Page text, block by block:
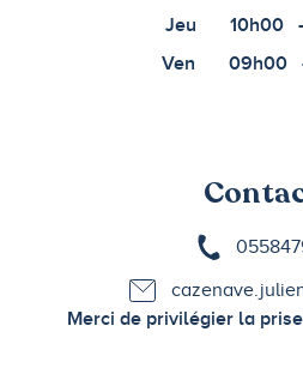
Jeu
10h00 -
Ven
09h00
Merci de privilégier la